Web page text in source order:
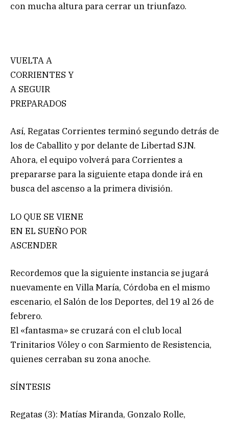
con mucha altura para cerrar un triunfazo.
VUELTA A
CORRIENTES Y
A SEGUIR
PREPARADOS
Así, Regatas Corrientes terminó segundo detrás de
los de Caballito y por delante de Libertad SJN.
Ahora, el equipo volverá para Corrientes a
prepararse para la siguiente etapa donde irá en
busca del ascenso a la primera división.
LO QUE SE VIENE
EN EL SUEÑO POR
ASCENDER
Recordemos que la siguiente instancia se jugará
nuevamente en Villa María, Córdoba en el mismo
escenario, el Salón de los Deportes, del 19 al 26 de
febrero.
El «fantasma» se cruzará con el club local
Trinitarios Vóley o con Sarmiento de Resistencia,
quienes cerraban su zona anoche.
SÍNTESIS
Regatas (3): Matías Miranda, Gonzalo Rolle,